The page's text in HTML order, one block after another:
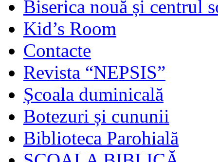
Biserica nouă și centrul
Kid’s Room
Contacte
Revista “NEPSIS”
Școala duminicală
Botezuri și cununii
Biblioteca Parohială